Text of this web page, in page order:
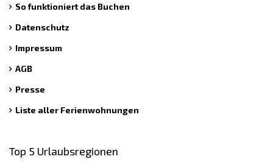
So funktioniert das Buchen
Datenschutz
Impressum
AGB
Presse
Liste aller Ferienwohnungen
Top 5 Urlaubsregionen